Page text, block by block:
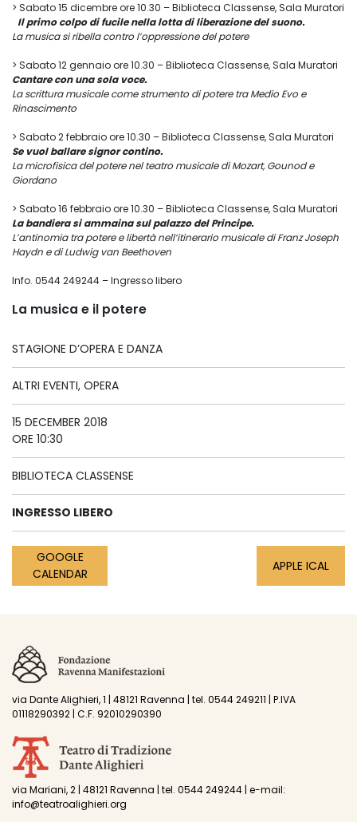
> Sabato 15 dicembre ore 10.30 – Biblioteca Classense, Sala Muratori
Il primo colpo di fucile nella lotta di liberazione del suono.
La musica si ribella contro l’oppressione del potere
> Sabato 12 gennaio ore 10.30 – Biblioteca Classense, Sala Muratori
Cantare con una sola voce.
La scrittura musicale come strumento di potere tra Medio Evo e
Rinascimento
> Sabato 2 febbraio ore 10.30 – Biblioteca Classense, Sala Muratori
Se vuol ballare signor contino.
La microfisica del potere nel teatro musicale di Mozart, Gounod e
Giordano
> Sabato 16 febbraio ore 10.30 – Biblioteca Classense, Sala Muratori
La bandiera si ammaina sul palazzo del Principe.
L’antinomia tra potere e libertà nell’itinerario musicale di Franz Joseph
Haydn e di Ludwig van Beethoven
Info. 0544 249244 – Ingresso libero
La musica e il potere
STAGIONE D’OPERA E DANZA
ALTRI EVENTI, OPERA
15 DECEMBER 2018
ORE 10:30
BIBLIOTECA CLASSENSE
INGRESSO LIBERO
GOOGLE
CALENDAR
APPLE ICAL
via Dante Alighieri, 1 | 48121 Ravenna | tel. 0544 249211 | P.IVA
01118290392 | C.F. 92010290390
via Mariani, 2 | 48121 Ravenna | tel. 0544 249244 | e-mail:
info@teatroalighieri.org